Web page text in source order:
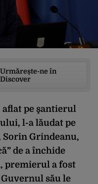
Urmărește-ne în
Discover
pe şantierul
l-a lăudat pe
Grindeanu,
de a închide
premierul a fost
său le